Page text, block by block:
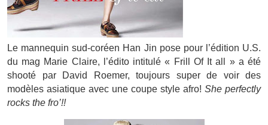
Le mannequin sud-coréen Han Jin pose pour l’édition U.S.
du mag Marie Claire, l’édito intitulé « Frill Of It all » a été
shooté par David Roemer, toujours super de voir des
modèles asiatique avec une coupe style afro! She perfectly
rocks the fro’!!